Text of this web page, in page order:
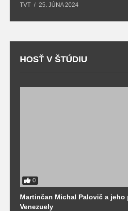
TVT 25. JÚNA 2024
HOSŤ V ŠTÚDIU
0
Martinčan Michal Palovič a jeho
Venezuely